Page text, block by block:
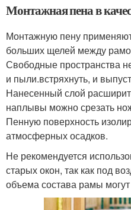
Монтажная пена в
Монтажную пену
больших щелей между
Свободные пространства
и пыли.встряхнуть, и
Нанесенный слой
наплывы можно срезать
Пенную поверхность
атмосферных осадков.
Не рекомендуется
старых окон, так как под
объема состава рамы могут